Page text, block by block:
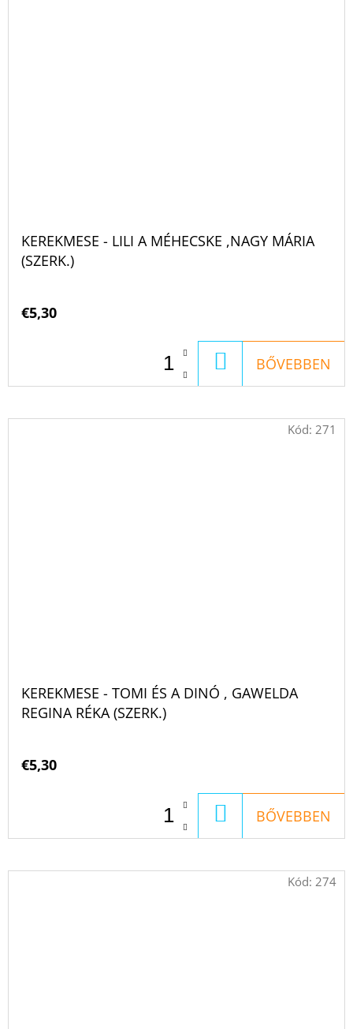
KEREKMESE - LILI A MÉHECSKE ,NAGY MÁRIA
(SZERK.)
€5,30
KOSÁRBA
BŐVEBBEN
KEREKMESE - TOMI ÉS A DINÓ , GAWELDA
REGINA RÉKA (SZERK.)
€5,30
KOSÁRBA
BŐVEBBEN
Kód: 271
Kód: 274